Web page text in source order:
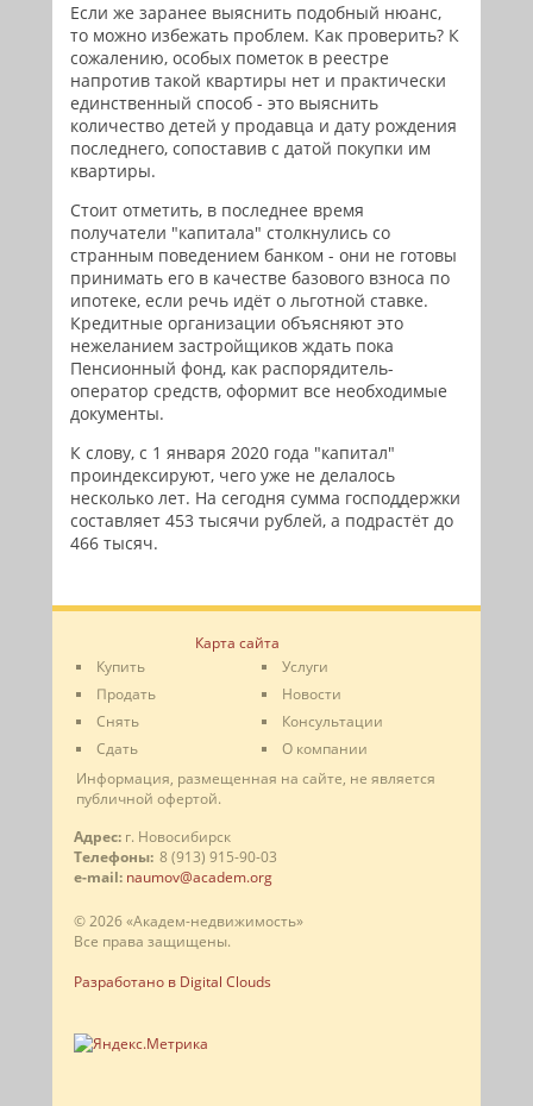
Если же заранее выяснить подобный нюанс,
то можно избежать проблем. Как проверить? К
сожалению, особых пометок в реестре
напротив такой квартиры нет и практически
единственный способ - это выяснить
количество детей у продавца и дату рождения
последнего, сопоставив с датой покупки им
квартиры.
Стоит отметить, в последнее время
получатели "капитала" столкнулись со
странным поведением банком - они не готовы
принимать его в качестве базового взноса по
ипотеке, если речь идёт о льготной ставке.
Кредитные организации объясняют это
нежеланием застройщиков ждать пока
Пенсионный фонд, как распорядитель-
оператор средств, оформит все необходимые
документы.
К слову, с 1 января 2020 года "капитал"
проиндексируют, чего уже не делалось
несколько лет. На сегодня сумма господдержки
составляет 453 тысячи рублей, а подрастёт до
466 тысяч.
Карта сайта
Купить
Продать
Снять
Сдать
Услуги
Новости
Консультации
О компании
Информация, размещенная на сайте, не является
публичной офертой.
Адрес: г. Новосибирск
Телефоны: 8 (913) 915-90-03
e-mail: naumov@academ.org
© 2026 «Академ-недвижимость»
Все права защищены.
Разработано в Digital Clouds